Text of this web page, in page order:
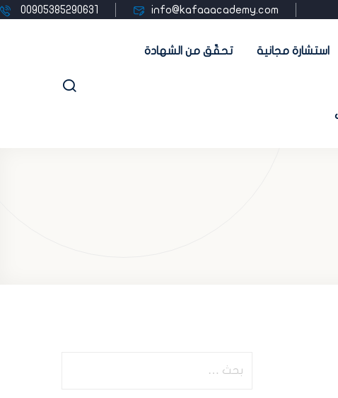
info@kafaaacademy.com
00905385290631
استشارة مجانية تحقّق من الشهادة